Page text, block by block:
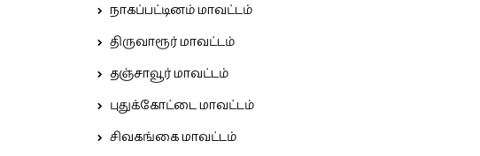
நாகப்பட்டினம் மாவட்டம்
திருவாரூர் மாவட்டம்
தஞ்சாவூர் மாவட்டம்
புதுக்கோட்டை மாவட்டம்
சிவகங்கை மாவட்டம்